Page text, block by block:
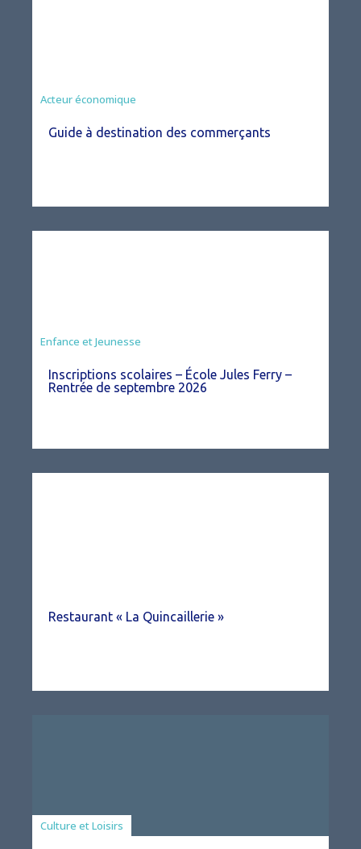
Acteur économique
Guide à destination des commerçants
Enfance et Jeunesse
Inscriptions scolaires – École Jules Ferry –
Rentrée de septembre 2026
Restaurant « La Quincaillerie »
Associations
Culture et Loisirs